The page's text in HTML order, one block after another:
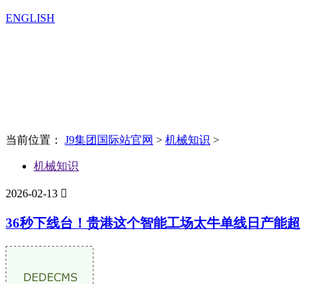
ENGLISH
当前位置： J9集团国际站官网 > 机械知识 >
机械知识
2026-02-13 
36秒下线台！贵港这个智能工场太牛单线日产能超